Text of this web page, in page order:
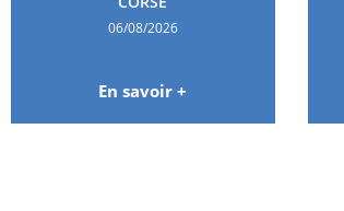
06/08/2026
En savoir +